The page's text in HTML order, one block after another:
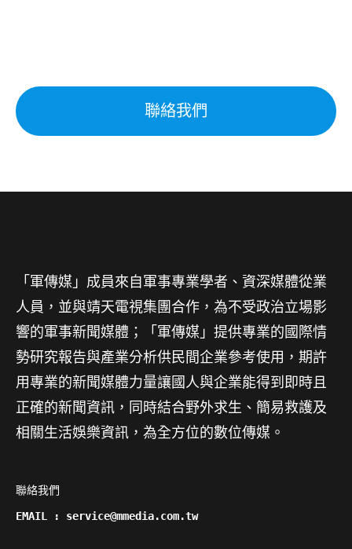
聯絡我們
「軍傳媒」成員來自軍事專業學者、資深媒體從業
人員，並與靖天電視集團合作，為不受政治立場影
響的軍事新聞媒體；「軍傳媒」提供專業的國際情
勢研究報告與產業分析供民間企業參考使用，期許
用專業的新聞媒體力量讓國人與企業能得到即時且
正確的新聞資訊，同時結合野外求生、簡易救護及
相關生活娛樂資訊，為全方位的數位傳媒。
聯絡我們
EMAIL : service@mmedia.com.tw